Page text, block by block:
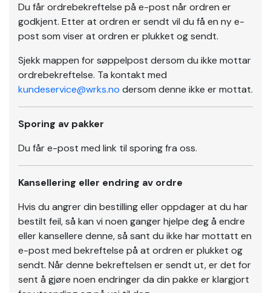
Om
Wrks
Logg
inn
Opprett
konto
Du får ordrebekreftelse på e-post når ordren er
godkjent. Etter at ordren er sendt vil du få en ny e-
post som viser at ordren er plukket og sendt.
Sjekk mappen for søppelpost dersom du ikke mottar
ordrebekreftelse. Ta kontakt med
kundeservice@wrks.no dersom denne ikke er mottat.
Sporing av pakker
Du får e-post med link til sporing fra oss.
Kansellering eller endring av ordre
Hvis du angrer din bestilling eller oppdager at du har
bestilt feil, så kan vi noen ganger hjelpe deg å endre
eller kansellere denne, så sant du ikke har mottatt en
e-post med bekreftelse på at ordren er plukket og
sendt. Når denne bekreftelsen er sendt ut, er det for
sent å gjøre noen endringer da din pakke er klargjort